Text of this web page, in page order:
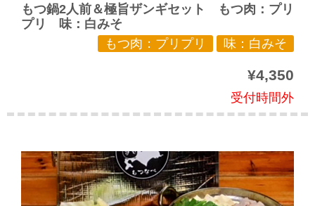
もつ鍋2人前＆極旨ザンギセット もつ肉：プリ
プリ 味：白みそ
もつ肉：プリプリ
味：白みそ
¥4,350
受付時間外